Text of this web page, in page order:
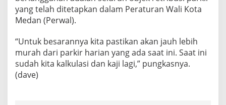
yang telah ditetapkan dalam Peraturan Wali Kota
Medan (Perwal).
“Untuk besarannya kita pastikan akan jauh lebih
murah dari parkir harian yang ada saat ini. Saat ini
sudah kita kalkulasi dan kaji lagi,” pungkasnya.
(dave)